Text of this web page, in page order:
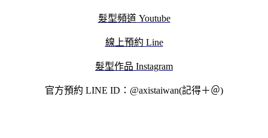
髮型頻道 Youtube
線上預約 Line
髮型作品 Instagram
官方預約 LINE ID：@axistaiwan(記得＋＠)